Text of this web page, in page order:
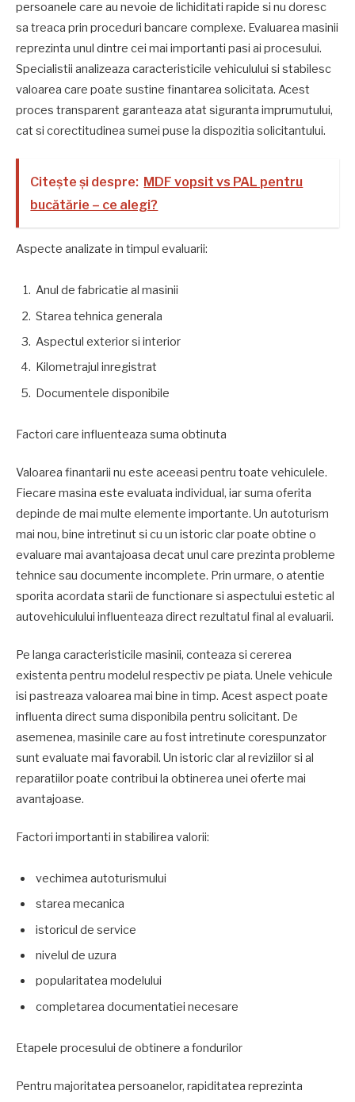
persoanele care au nevoie de lichiditati rapide si nu doresc
sa treaca prin proceduri bancare complexe. Evaluarea masinii
reprezinta unul dintre cei mai importanti pasi ai procesului.
Specialistii analizeaza caracteristicile vehiculului si stabilesc
valoarea care poate sustine finantarea solicitata. Acest
proces transparent garanteaza atat siguranta imprumutului,
cat si corectitudinea sumei puse la dispozitia solicitantului.
Citește și despre: MDF vopsit vs PAL pentru
bucătărie – ce alegi?
Aspecte analizate in timpul evaluarii:
Anul de fabricatie al masinii
Starea tehnica generala
Aspectul exterior si interior
Kilometrajul inregistrat
Documentele disponibile
Factori care influenteaza suma obtinuta
Valoarea finantarii nu este aceeasi pentru toate vehiculele.
Fiecare masina este evaluata individual, iar suma oferita
depinde de mai multe elemente importante. Un autoturism
mai nou, bine intretinut si cu un istoric clar poate obtine o
evaluare mai avantajoasa decat unul care prezinta probleme
tehnice sau documente incomplete. Prin urmare, o atentie
sporita acordata starii de functionare si aspectului estetic al
autovehiculului influenteaza direct rezultatul final al evaluarii.
Pe langa caracteristicile masinii, conteaza si cererea
existenta pentru modelul respectiv pe piata. Unele vehicule
isi pastreaza valoarea mai bine in timp. Acest aspect poate
influenta direct suma disponibila pentru solicitant. De
asemenea, masinile care au fost intretinute corespunzator
sunt evaluate mai favorabil. Un istoric clar al reviziilor si al
reparatiilor poate contribui la obtinerea unei oferte mai
avantajoase.
Factori importanti in stabilirea valorii:
vechimea autoturismului
starea mecanica
istoricul de service
nivelul de uzura
popularitatea modelului
completarea documentatiei necesare
Etapele procesului de obtinere a fondurilor
Pentru majoritatea persoanelor, rapiditatea reprezinta